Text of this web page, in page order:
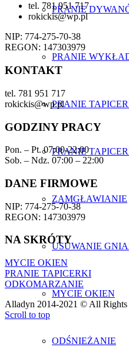
PRANIE
PRANIE
PRANIE
PRANIE
ZAMGŁAWIANIE
USUWANIE
MYCIE OKIEN
ODŚNIEŻANIE
tel. 781 951 717
rokickis@wp.pl
NIP: 774-275-70-38
REGON: 147303979
KONTAKT
tel. 781 951 717
rokickis@wp.pl
GODZINY PRACY
Pon. – Pt. 07:00-22:00
Sob. – Ndz. 07:00 – 22:00
DANE FIRMOWE
NIP: 774-275-70-38
REGON: 147303979
NA SKRÓTY
MYCIE OKIEN
PRANIE TAPICERKI
ODKOMARZANIE
Alladyn 2014-2021 © All Rights
Scroll to top